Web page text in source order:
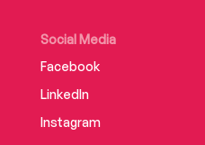
Social Media
Facebook
LinkedIn
Instagram